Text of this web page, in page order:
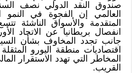
صندوق النقد الدولي نصف
العالمي إن الفجوة في النمو
المتقدمة والأسواق الناشئة
انفصال بريطانيا عن الاتحاد
جانب تجدد المخاوف بشأن
اقتصاديات منطقة اليورو
المخاطر التي تهدد الاستقرار
القريب.